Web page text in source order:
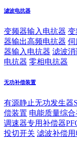
滤波电抗器
变频器输入电抗器 变
器输出高频电抗器 伺
器输入电抗器 滤波
电抗器 零相电抗器
无功补偿装置
有源静止无功发生器
偿装置 电能质量综
调速器专用补偿器
投切开关 滤波补偿用